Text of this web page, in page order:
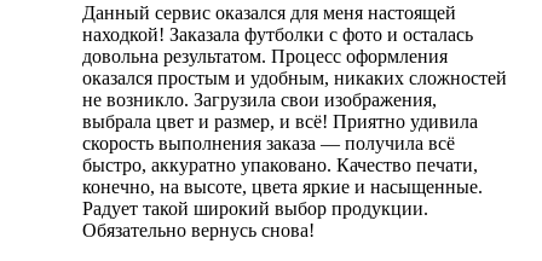
Данный сервис оказался для меня настоящей
находкой! Заказала футболки с фото и осталась
довольна результатом. Процесс оформления
оказался простым и удобным, никаких сложностей
не возникло. Загрузила свои изображения,
выбрала цвет и размер, и всё! Приятно удивила
скорость выполнения заказа — получила всё
быстро, аккуратно упаковано. Качество печати,
конечно, на высоте, цвета яркие и насыщенные.
Радует такой широкий выбор продукции.
Обязательно вернусь снова!